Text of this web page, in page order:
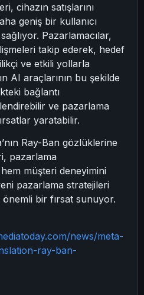
cihazın satışlarını
geniş bir kullanıcı
Pazarlamacılar,
takip ederek, hedef
ve etkili yollarla
AI araçlarının bu şekilde
bağlantı
ve pazarlama
yaratabilir.
Ray-Ban gözlüklerine
pazarlama
müşteri deneyimini
pazarlama stratejileri
önemli bir fırsat sunuyor.
news/meta-
ray-ban-